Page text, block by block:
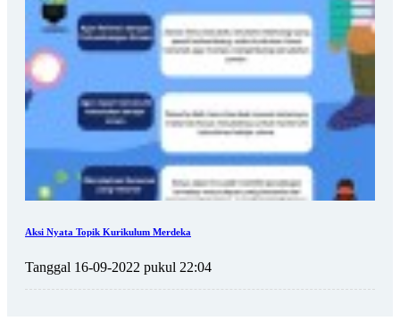
Aksi Nyata Topik Kurikulum Merdeka
Tanggal 16-09-2022 pukul 22:04